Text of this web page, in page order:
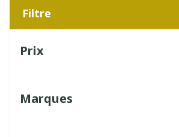
Filtre
Prix
Marques